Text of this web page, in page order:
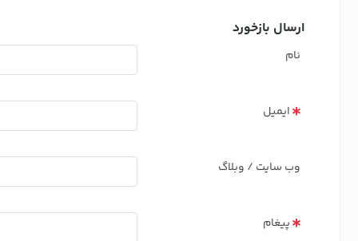
ارسال بازخورد
نام
ایمیل
وب سایت / وبلاگ
پیغام